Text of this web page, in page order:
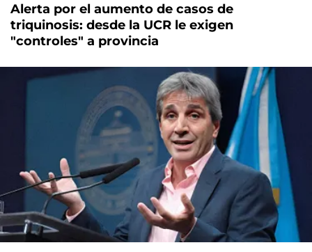
Alerta por el aumento de casos de
triquinosis: desde la UCR le exigen
"controles" a provincia